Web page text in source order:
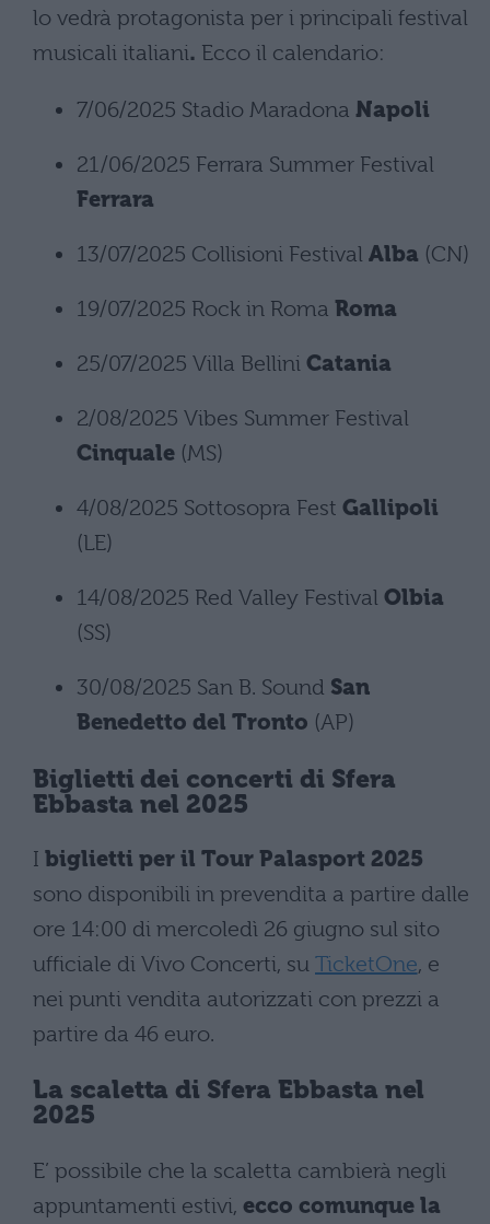
lo vedrà protagonista per i principali festival
musicali italiani. Ecco il calendario:
7/06/2025 Stadio Maradona Napoli
21/06/2025 Ferrara Summer Festival
Ferrara
13/07/2025 Collisioni Festival Alba (CN)
19/07/2025 Rock in Roma Roma
25/07/2025 Villa Bellini Catania
2/08/2025 Vibes Summer Festival
Cinquale (MS)
4/08/2025 Sottosopra Fest Gallipoli
(LE)
14/08/2025 Red Valley Festival Olbia
(SS)
30/08/2025 San B. Sound San
Benedetto del Tronto (AP)
Biglietti dei concerti di Sfera
Ebbasta nel 2025
I biglietti per il Tour Palasport 2025
sono disponibili in prevendita a partire dalle
ore 14:00 di mercoledì 26 giugno sul sito
ufficiale di Vivo Concerti, su TicketOne, e
nei punti vendita autorizzati con prezzi a
partire da 46 euro.
La scaletta di Sfera Ebbasta nel
2025
E’ possibile che la scaletta cambierà negli
appuntamenti estivi, ecco comunque la